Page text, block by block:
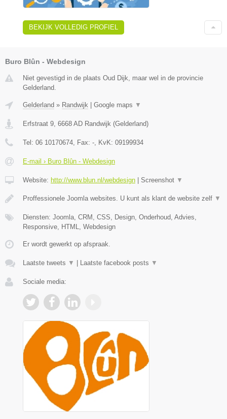
BEKIJK VOLLEDIG PROFIEL
Buro Blûn - Webdesign
Niet gevestigd in de plaats Oud Dijk, maar wel in de provincie
Gelderland.
Gelderland » Randwijk | Google maps ▼
Erfstraat 9 6668 AD Randwijk (Gelderland)
Tel: 06 10170674 , Fax: - , KvK: 09199934
E-mail › Buro Blûn - Webdesign
Website: http://www.blun.nl/webdesign | Screenshot ▼
Proffessionele Joomla websites. U kunt als klant de website zelf ▼
Diensten: Joomla, CRM, CSS, Design, Onderhoud, Advies,
Responsive, HTML, Webdesign
Er wordt gewerkt op afspraak.
Laatste tweets ▼ | Laatste facebook posts ▼
Sociale media: